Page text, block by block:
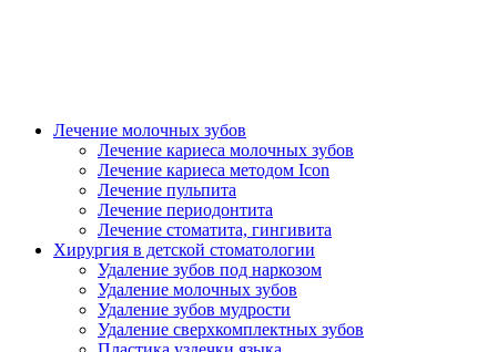
Лечение молочных зубов
Лечение кариеса молочных зубов
Лечение кариеса методом Icon
Лечение пульпита
Лечение периодонтита
Лечение стоматита, гингивита
Хирургия в детской стоматологии
Удаление зубов под наркозом
Удаление молочных зубов
Удаление зубов мудрости
Удаление сверхкомплектных зубов